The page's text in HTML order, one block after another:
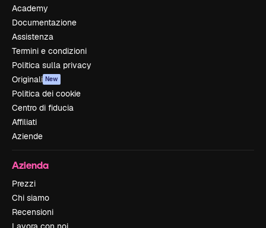
Academy
Documentazione
Assistenza
Termini e condizioni
Politica sulla privacy
Originali New
Politica dei cookie
Centro di fiducia
Affiliati
Aziende
Azienda
Prezzi
Chi siamo
Recensioni